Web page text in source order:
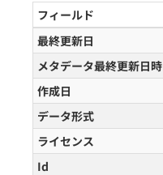
フィールド
最終更新日
メタデータ最終更新日時
作成日
データ形式
ライセンス
Id